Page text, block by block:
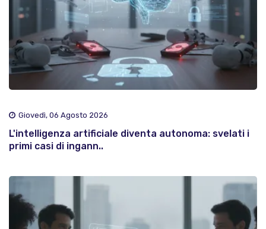
Giovedì, 06 Agosto 2026
L'intelligenza artificiale diventa autonoma: svelati i
primi casi di ingann..